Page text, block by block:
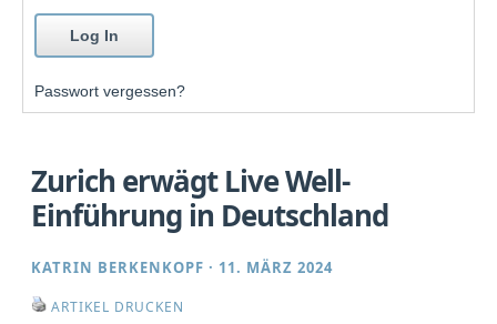
Passwort vergessen?
Zurich erwägt Live Well-
Einführung in Deutschland
KATRIN BERKENKOPF · 11. MÄRZ 2024
ARTIKEL DRUCKEN